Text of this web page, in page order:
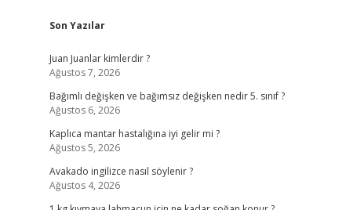
Sidebar
Son Yazılar
Juan Juanlar kimlerdir ?
Ağustos 7, 2026
Bağımlı değişken ve bağımsız değişken nedir 5. sınıf ?
Ağustos 6, 2026
Kaplıca mantar hastalığına iyi gelir mi ?
Ağustos 5, 2026
Avakado ingilizce nasıl söylenir ?
Ağustos 4, 2026